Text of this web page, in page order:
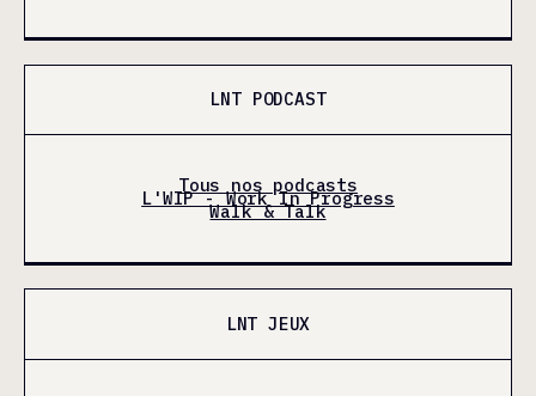
LNT PODCAST
Tous nos podcasts
L'WIP - Work In Progress
Walk & Talk
LNT JEUX